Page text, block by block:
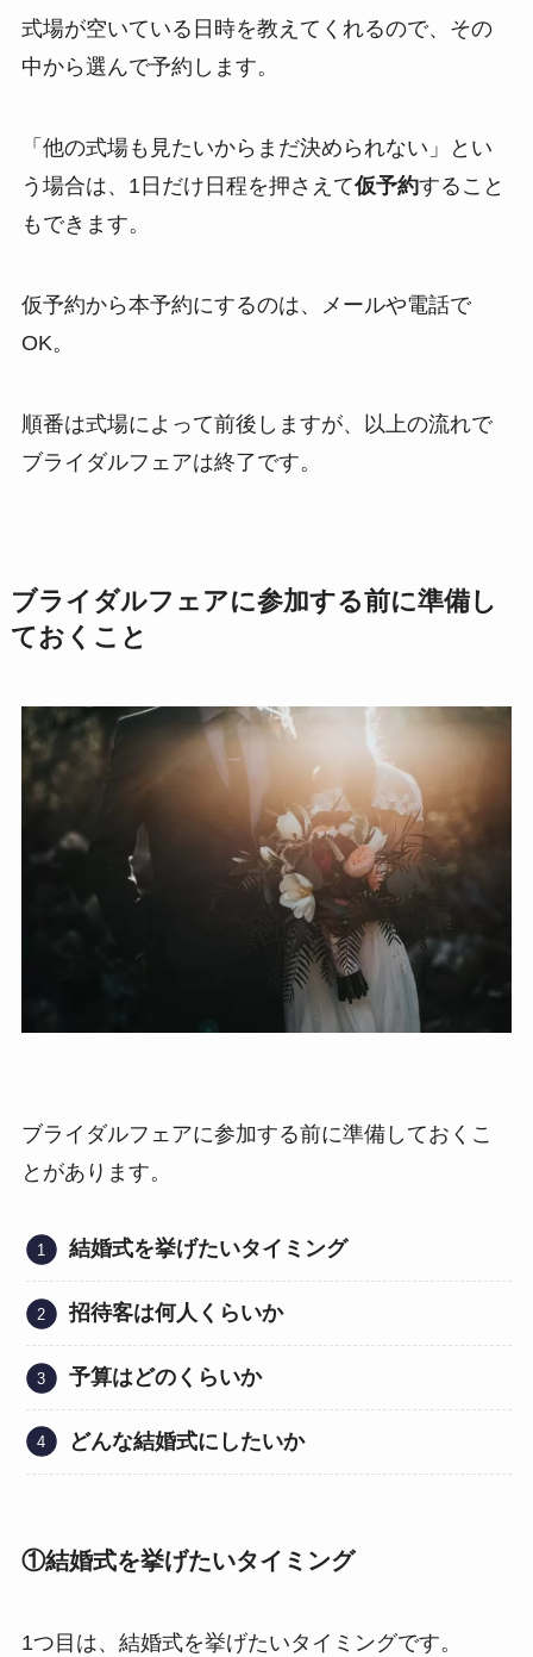
式場が空いている日時を教えてくれるので、その
中から選んで予約します。
「他の式場も見たいからまだ決められない」とい
う場合は、1日だけ日程を押さえて仮予約すること
もできます。
仮予約から本予約にするのは、メールや電話で
OK。
順番は式場によって前後しますが、以上の流れで
ブライダルフェアは終了です。
ブライダルフェアに参加する前に準備し
ておくこと
ブライダルフェアに参加する前に準備しておくこ
とがあります。
結婚式を挙げたいタイミング
招待客は何人くらいか
予算はどのくらいか
どんな結婚式にしたいか
①結婚式を挙げたいタイミング
1つ目は、結婚式を挙げたいタイミングです。